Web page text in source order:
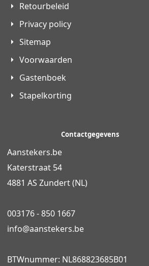
Retourbeleid
Privacy policy
Sitemap
Voorwaarden
Gastenboek
Stapelkorting
Contactgegevens
Aanstekers.be
Katerstraat 54
4881 AS Zundert (NL)
003176 - 850 1667
info@aanstekers.be
BTWnummer: NL868823685B01